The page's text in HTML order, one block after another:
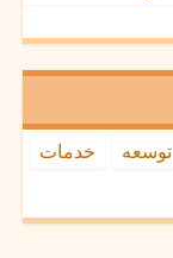
توسعه
خدمات